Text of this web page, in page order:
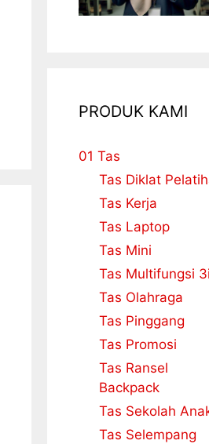
PRODUK KAMI
01 Tas
Tas Diklat
Tas Kerja
Tas Laptop
Tas Mini
Tas Multifungsi
Tas Olahraga
Tas Pinggang
Tas Promosi
Tas Ransel
Backpack
Tas Sekolah
Tas Selempang